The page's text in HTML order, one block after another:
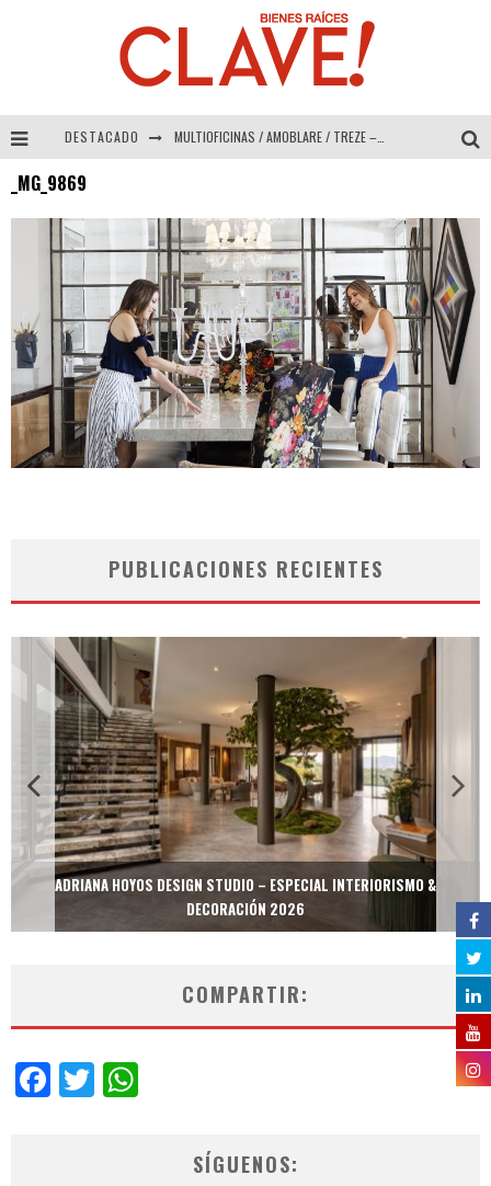
DESTACADO MULTIOFICINAS / AMOBLARE / TREZE – Especial Interiorismo & Decoración 2026
COLINEAL – Especial Interiorismo & Decoración 2026
_MG_9869
PUBLICACIONES RECIENTES
ADRIANA HOYOS DESIGN STUDIO – ESPECIAL INTERIORISMO &
DECORACIÓN 2026
COMPARTIR:
Facebook
Twitter
SÍGUENOS: